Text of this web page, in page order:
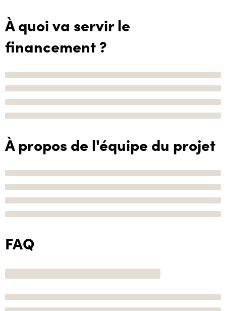
À quoi va servir le
financement ?
À propos de l'équipe du projet
FAQ